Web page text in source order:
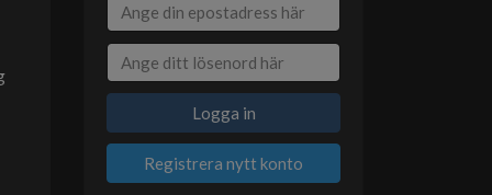
Logga in
Registrera nytt konto